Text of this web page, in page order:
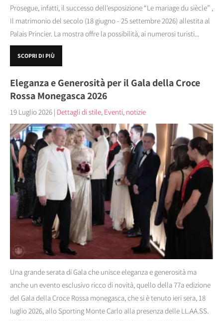
Prosegue, infatti, il successo dell'esposizione “Le mariage du siècle” ,
Il matrimonio del secolo (18 giugno - 25 settembre 2026) allestita al
Palais Princier. La mostra offre la possibilità, ai numerosi turisti...
SCOPRI DI PIÙ
Eleganza e Generosità per il Gala della Croce
Rossa Monegasca 2026
19 Luglio 2026 | Dettagli di stile, Eventi, notizie
Una grande serata di Gala che unisce eleganza e generosità ma
anche un evento esclusivo ricco di novità, quello della 77a edizione
del Gala della Croce Rossa monegasca, che si è tenuto ieri sera, 18
luglio 2026, allo Sporting Monte Carlo alla presenza delle LL.AA.SS.